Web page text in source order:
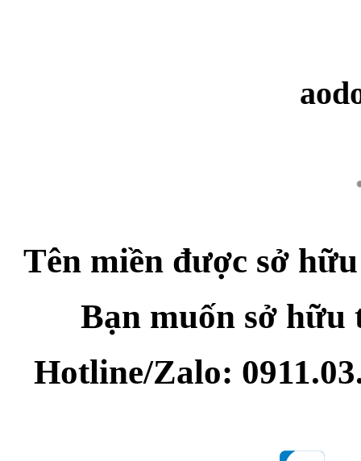
Tên miền được sở
Bạn muốn sở hữu
Hotline/Zalo: